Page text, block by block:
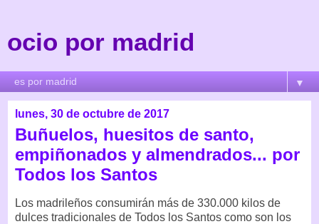
ocio por madrid
▼
lunes, 30 de octubre de 2017
Buñuelos, huesitos de santo,
empiñonados y almendrados... por
Todos los Santos
Los madrileños consumirán más de 330.000 kilos de
dulces tradicionales de Todos los Santos como son los